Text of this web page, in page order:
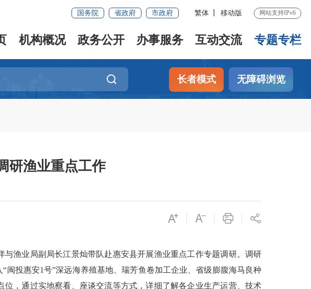
国务院 省政府 市政府 繁体 移动版 网站支持IPv6
机构概况 政务公开 办事服务 互动交流 专题专栏
长者模式 无障碍浏览
研渔业重点工作
渔业局副局长江景灿带队赴惠安县开展渔业重点工作专题调研。调研
投惠安1号”深远海养殖基地、瑞芳鱼卷加工企业、省级膨腹海马良种
，通过实地察看、座谈交流等方式，详细了解各企业生产运营、技术